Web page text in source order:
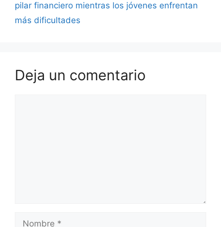
pilar financiero mientras los jóvenes enfrentan
más dificultades
Deja un comentario
Nombre